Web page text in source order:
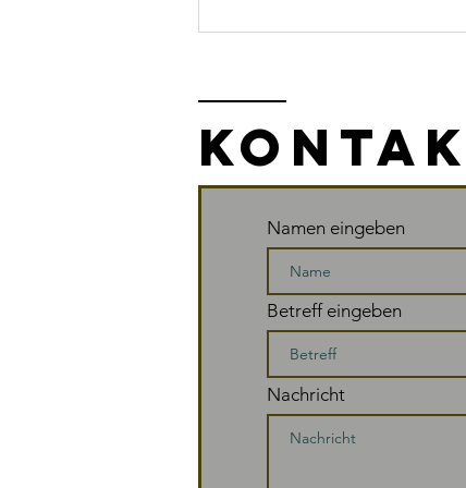
10 Tipps zum
Namen eingeben
Betreff eingeben
Nachricht